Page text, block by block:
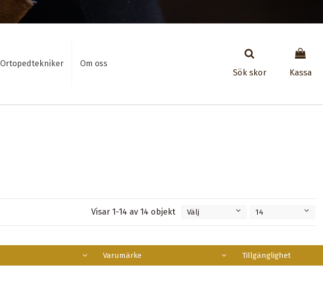
Ortopedtekniker
Om oss
Sök skor
Kassa
Visar 1-14 av 14 objekt Välj 14
Varumärke Tillgänglighet